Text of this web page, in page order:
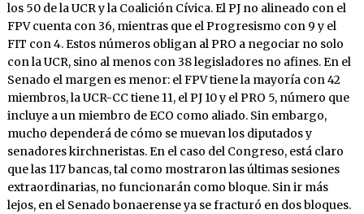
los 50 de la UCR y la Coalición Cívica. El PJ no alineado con el
FPV cuenta con 36, mientras que el Progresismo con 9 y el
FIT con 4. Estos números obligan al PRO a negociar no solo
con la UCR, sino al menos con 38 legisladores no afines. En el
Senado el margen es menor: el FPV tiene la mayoría con 42
miembros, la UCR-CC tiene 11, el PJ 10 y el PRO 5, número que
incluye a un miembro de ECO como aliado. Sin embargo,
mucho dependerá de cómo se muevan los diputados y
senadores kirchneristas. En el caso del Congreso, está claro
que las 117 bancas, tal como mostraron las últimas sesiones
extraordinarias, no funcionarán como bloque. Sin ir más
lejos, en el Senado bonaerense ya se fracturó en dos bloques.